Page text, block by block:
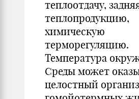
теплоотдачу,
теплопродукцию,
химическую
терморегуляцию.
Температура
Среды может
целостный